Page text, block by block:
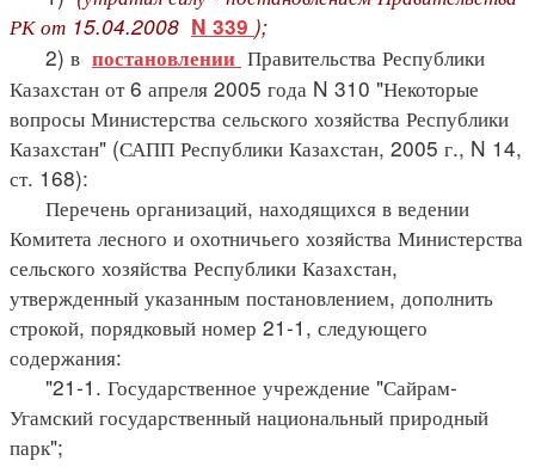
РК от 15.04.2008 N 339 );
2) в постановлении Правительства Республики
Казахстан от 6 апреля 2005 года N 310 "Некоторые
вопросы Министерства сельского хозяйства Республики
Казахстан" (САПП Республики Казахстан, 2005 г., N 14,
ст. 168):
Перечень организаций, находящихся в ведении
Комитета лесного и охотничьего хозяйства Министерства
сельского хозяйства Республики Казахстан,
утвержденный указанным постановлением, дополнить
строкой, порядковый номер 21-1, следующего
содержания:
"21-1. Государственное учреждение "Сайрам-
Угамский государственный национальный природный
парк";